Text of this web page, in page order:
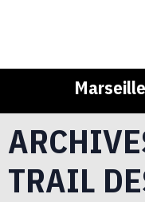
TRAIL